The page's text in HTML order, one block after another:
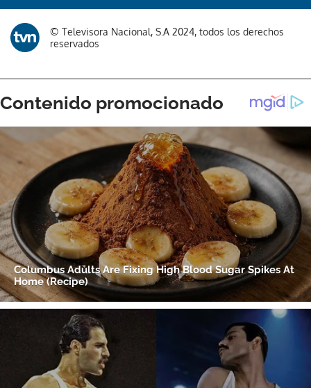
© Televisora Nacional, S.A 2024, todos los derechos
reservados